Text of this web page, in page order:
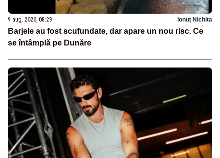
9 aug. 2026, 08:29 Ionuț Nichita
Barjele au fost scufundate, dar apare un nou risc. Ce
se întâmplă pe Dunăre